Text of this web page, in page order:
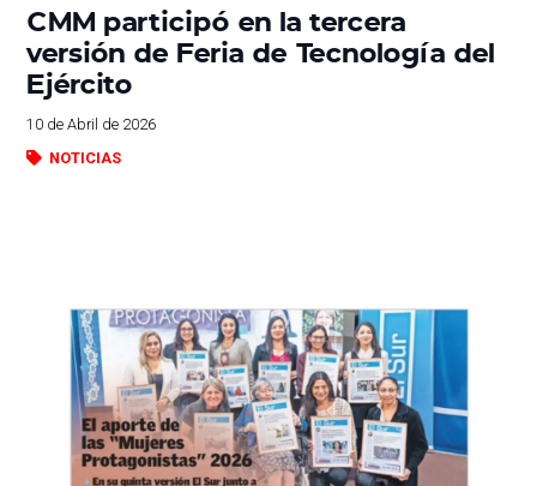
CMM participó en la tercera
versión de Feria de Tecnología del
Ejército
10 de Abril de 2026
NOTICIAS